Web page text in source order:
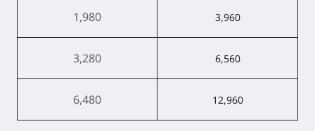
1,980 3,960
3,280 6,560
6,480 12,960